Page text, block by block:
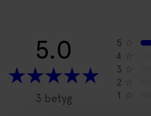
5.0
3 betyg
5
4
3
2
1